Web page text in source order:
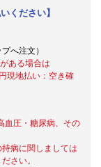
ください】
へ注文）
ある場合は
現地払い：空き確
血圧・糖尿病、その
病に関しましては
さい。